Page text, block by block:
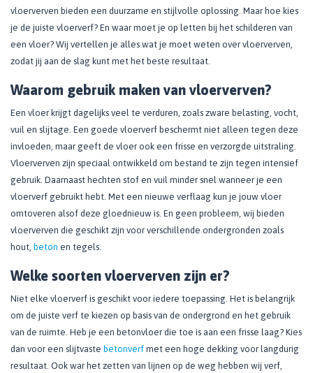
vloerverven bieden een duurzame en stijlvolle oplossing. Maar hoe kies
je de juiste vloerverf? En waar moet je op letten bij het schilderen van
een vloer? Wij vertellen je alles wat je moet weten over vloerverven,
zodat jij aan de slag kunt met het beste resultaat.
Waarom gebruik maken van vloerverven?
Een vloer krijgt dagelijks veel te verduren, zoals zware belasting, vocht,
vuil en slijtage. Een goede vloerverf beschermt niet alleen tegen deze
invloeden, maar geeft de vloer ook een frisse en verzorgde uitstraling.
Vloerverven zijn speciaal ontwikkeld om bestand te zijn tegen intensief
gebruik. Daarnaast hechten stof en vuil minder snel wanneer je een
vloerverf gebruikt hebt. Met een nieuwe verflaag kun je jouw vloer
omtoveren alsof deze gloednieuw is. En geen probleem, wij bieden
vloerverven die geschikt zijn voor verschillende ondergronden zoals
hout, beton en tegels.
Welke soorten vloerverven zijn er?
Niet elke vloerverf is geschikt voor iedere toepassing. Het is belangrijk
om de juiste verf te kiezen op basis van de ondergrond en het gebruik
van de ruimte. Heb je een betonvloer die toe is aan een frisse laag? Kies
dan voor een slijtvaste betonverf met een hoge dekking voor langdurig
resultaat. Ook war het zetten van lijnen op de weg hebben wij verf,